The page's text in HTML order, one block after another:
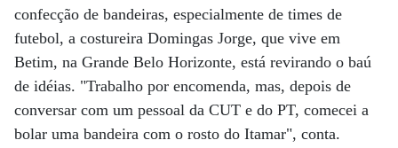
confecção de bandeiras, especialmente de times de
futebol, a costureira Domingas Jorge, que vive em
Betim, na Grande Belo Horizonte, está revirando o baú
de idéias. "Trabalho por encomenda, mas, depois de
conversar com um pessoal da CUT e do PT, comecei a
bolar uma bandeira com o rosto do Itamar", conta.